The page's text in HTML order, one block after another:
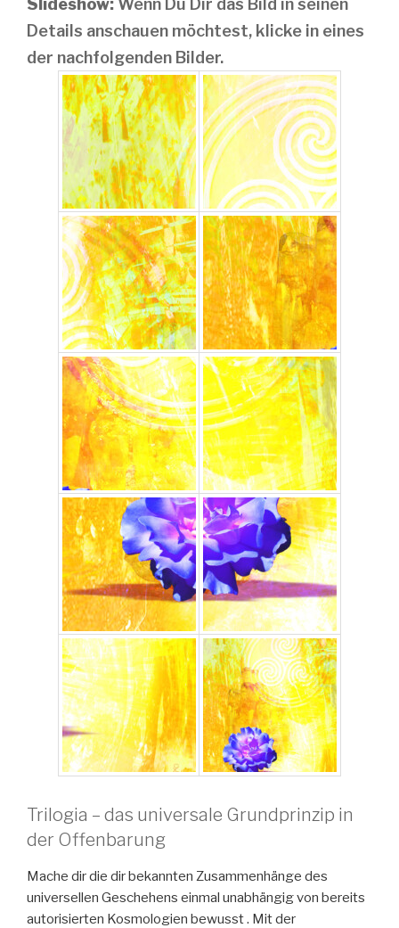
Slideshow: Wenn Du Dir das Bild in seinen
Details anschauen möchtest, klicke in eines
der nachfolgenden Bilder.
Trilogia – das universale Grundprinzip in
der Offenbarung
Mache dir die dir bekannten Zusammenhänge des
universellen Geschehens einmal unabhängig von bereits
autorisierten Kosmologien bewusst . Mit der